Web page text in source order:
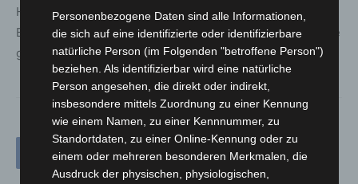
Hotellerie und Gastronomie und ist in acht
Bezirksverbände sowie rund 60 Kreis- und Ortsverbände
gegliedert.
Personenbezogene Daten sind alle Informationen,
die sich auf eine identifizierte oder identifizierbare
natürliche Person (im Folgenden "betroffene Person")
beziehen. Als identifizierbar wird eine natürliche
Person angesehen, die direkt oder indirekt,
insbesondere mittels Zuordnung zu einer Kennung
wie einem Namen, zu einer Kennnummer, zu
Standortdaten, zu einer Online-Kennung oder zu
einem oder mehreren besonderen Merkmalen, die
Ausdruck der physischen, physiologischen,